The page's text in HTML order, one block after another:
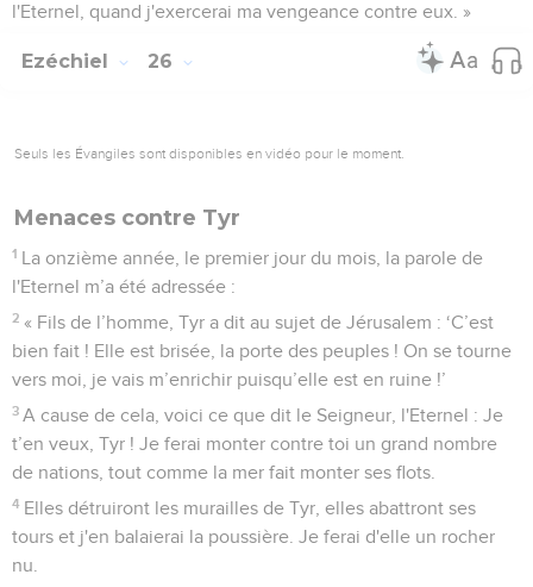
l'Eternel, quand j'exercerai ma vengeance contre eux. »
Ezéchiel 26
Seuls les Évangiles sont disponibles en vidéo pour le moment.
Menaces contre Tyr
1 La onzième année, le premier jour du mois, la parole de
l'Eternel m’a été adressée :
2 « Fils de l’homme, Tyr a dit au sujet de Jérusalem : ‘C’est
bien fait ! Elle est brisée, la porte des peuples ! On se tourne
vers moi, je vais m’enrichir puisqu’elle est en ruine !’
3 A cause de cela, voici ce que dit le Seigneur, l'Eternel : Je
t’en veux, Tyr ! Je ferai monter contre toi un grand nombre
de nations, tout comme la mer fait monter ses flots.
4 Elles détruiront les murailles de Tyr, elles abattront ses
tours et j'en balaierai la poussière. Je ferai d'elle un rocher
nu.